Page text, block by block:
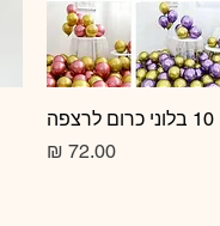
תצוגה מהירה
10 בלוני כרום לרצפה
מחיר‏72.00 ‏₪